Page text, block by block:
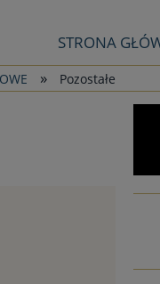
STRONA
» Pozostałe